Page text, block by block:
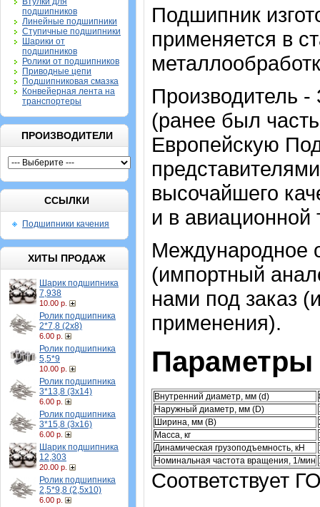
подшипников
Линейные подшипники
Ступичные подшипники
Шарики от
подшипников
Ролики от подшипников
Приводные цепи
Подшипниковая смазка
Конвейерная лента на
транспортеры
ПРОИЗВОДИТЕЛИ
ССЫЛКИ
Подшипники качения
ХИТЫ ПРОДАЖ
Шарик подшипника
7,938
10.00 р.
Ролик подшипника
2*7,8 (2х8)
6.00 р.
Ролик подшипника
5,5*9
10.00 р.
Ролик подшипника
3*13,8 (3х14)
6.00 р.
Ролик подшипника
3*15,8 (3х16)
6.00 р.
Шарик подшипника
12,303
20.00 р.
Ролик подшипника
2,5*9,8 (2,5х10)
6.00 р.
Подшипник
применяется в
Производитель
(ранее был
Европейскую
высочайшего
и в авиационной
Международное
(импортный
нами под заказ
применения).
Параметры
Внутренний диаметр, мм (d)
Наружный диаметр, мм (D)
Ширина, мм (B)
Масса, кг
Динамическая грузоподъемность, кН
Номинальная частота вращения, 1/мин
Соответствует